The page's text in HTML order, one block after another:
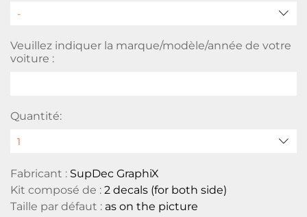
Veuillez indiquer la marque/modèle/année de votre
voiture :
Quantité:
Fabricant : SupDec GraphiX
Kit composé de : 2 decals (for both side)
Taille par défaut : as on the picture